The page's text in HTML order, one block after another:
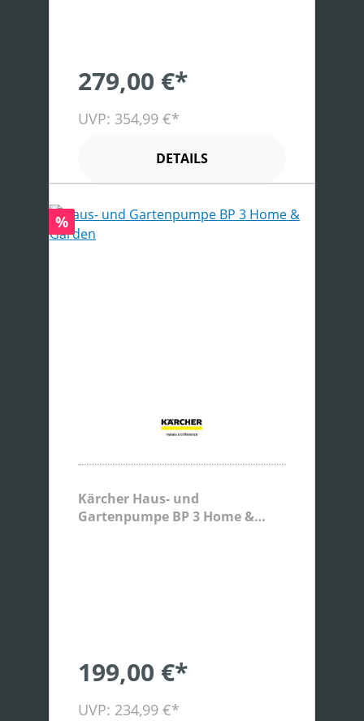
279,00 €*
UVP: 354,99 €*
DETAILS
Rabatt
%
Kärcher Haus- und
Gartenpumpe BP 3 Home &
199,00 €*
UVP: 234,99 €*